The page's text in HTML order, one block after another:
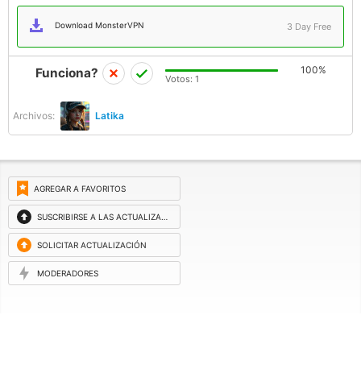
Download MonsterVPN 3 Day Free
Archivos: Latika
Funciona? 100%
Votos: 1
AGREGAR A FAVORITOS
SUSCRIBIRSE A LAS ACTUALIZACIONES
SOLICITAR ACTUALIZACIÓN
MODERADORES